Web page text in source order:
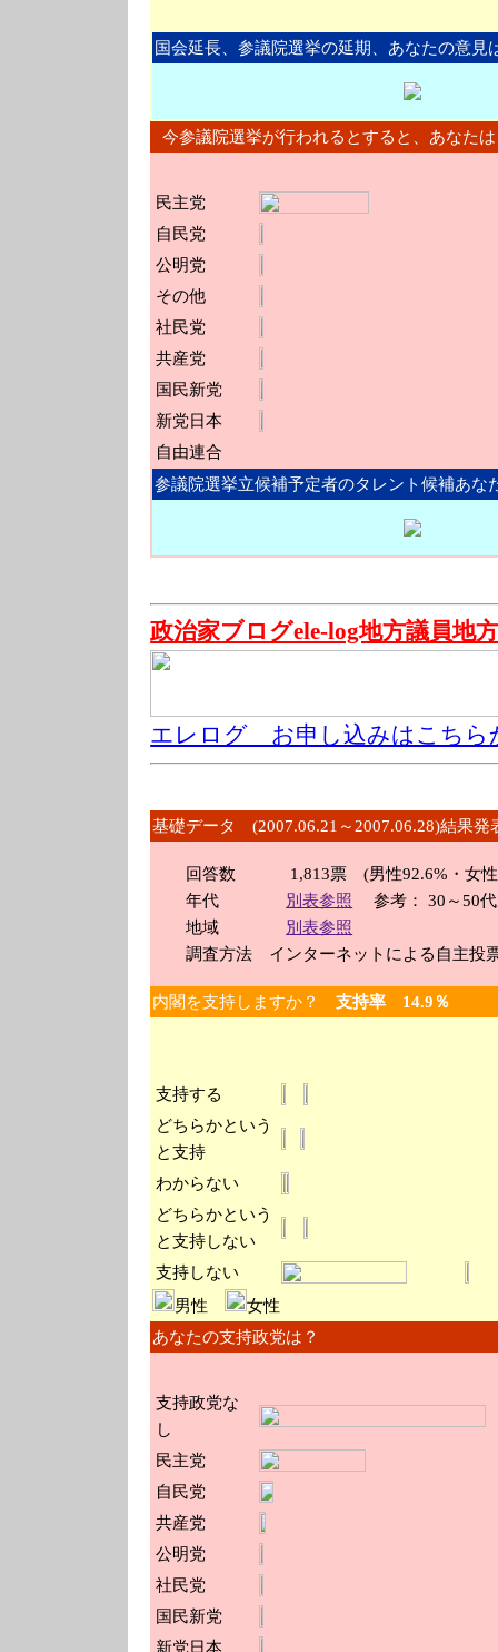
国会延長、参議院選挙の延期、あなたの意見
今参議院選挙が行われるとすると、あなた
民主党
自民党
公明党
その他
社民党
共産党
国民新党
新党日本
自由連合
参議院選挙立候補予定者のタレント候補あな
政治家ブログele-log地方議員地
エレログ お申し込みはこちら
基礎データ (2007.06.21～2007.06.28)結果発
回答数 1,813票 (男性92.6%・女性
年代 別表参照 参考： 30～50代
地域 別表参照
調査方法 インターネットによる自主投
内閣を支持しますか？支持率 14.9％
支持する
どちらかという
と支持
わからない
どちらかという
と支持しない
支持しない
男性
女性
あなたの支持政党は？
支持政党な
し
民主党
自民党
共産党
公明党
社民党
国民新党
新党日本